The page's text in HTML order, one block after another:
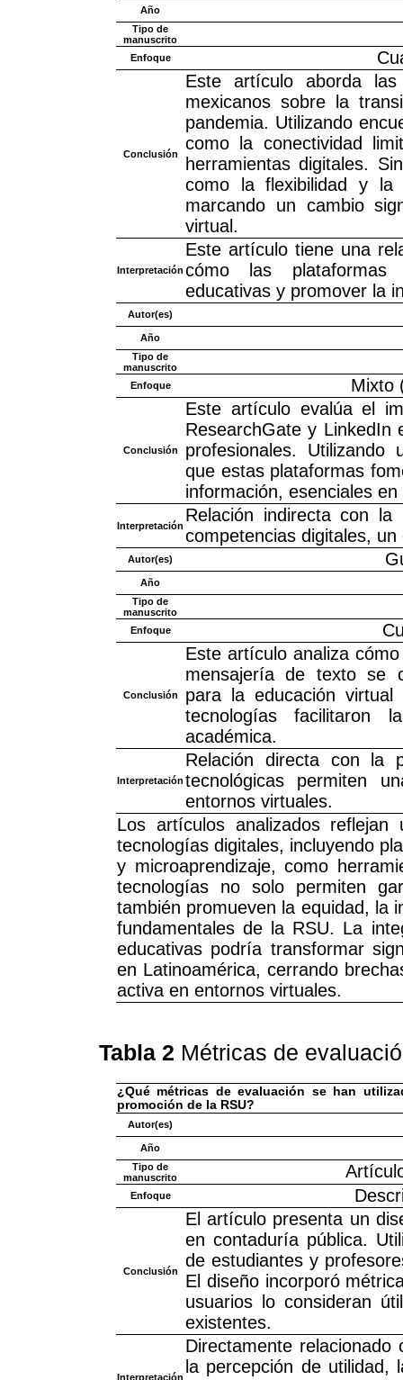
Año
Tipo de
manuscrito
Enfoque
Conclusión
Este artículo aborda las
mexicanos sobre la
pandemia. Utilizando
como la conectividad
herramientas digitales.
como la flexibilidad y la
marcando un cambio
virtual.
Interpretación
Este artículo tiene una
cómo las plataformas
educativas y promover la
Autor(es)
Año
Tipo de
manuscrito
Enfoque
Mixto
Conclusión
Este artículo evalúa el
ResearchGate y LinkedIn
profesionales. Utilizando
que estas plataformas
información, esenciales
Interpretación
Relación indirecta con
competencias digitales,
Autor(es)
Año
Tipo de
manuscrito
Enfoque
Conclusión
Este artículo analiza
mensajería de texto se
para la educación
tecnologías facilitaron
académica.
Interpretación
Relación directa con la
tecnológicas permiten
entornos virtuales.
Los artículos analizados
tecnologías digitales, incluyendo
y microaprendizaje, como
tecnologías no solo permiten
también promueven la equidad, la
fundamentales de la RSU. La
educativas podría transformar
en Latinoamérica, cerrando
activa en entornos virtuales.
Tabla 2 Métricas de
¿Qué métricas de evaluación se han
promoción de la RSU?
Autor(es)
Año
Tipo de
manuscrito
Enfoque
Conclusión
El artículo presenta un
en contaduría pública.
de estudiantes y
El diseño incorporó
usuarios lo consideran
existentes.
Interpretación
Directamente
la percepción de utilidad,